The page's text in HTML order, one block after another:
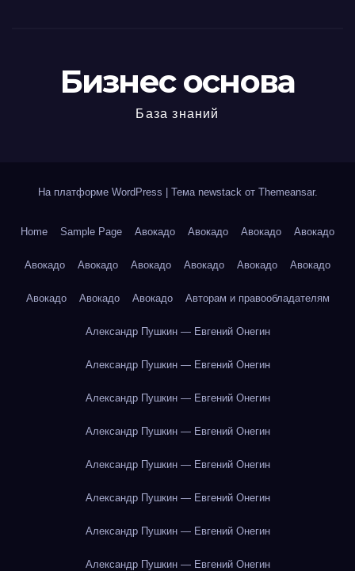
Бизнес основа
База знаний
На платформе WordPress Тема newstack от Themeansar.
Home Sample Page Авокадо Авокадо Авокадо Авокадо
Авокадо Авокадо Авокадо Авокадо Авокадо Авокадо
Авокадо Авокадо Авокадо Авторам и правообладателям
Александр Пушкин — Евгений Онегин
Александр Пушкин — Евгений Онегин
Александр Пушкин — Евгений Онегин
Александр Пушкин — Евгений Онегин
Александр Пушкин — Евгений Онегин
Александр Пушкин — Евгений Онегин
Александр Пушкин — Евгений Онегин
Александр Пушкин — Евгений Онегин